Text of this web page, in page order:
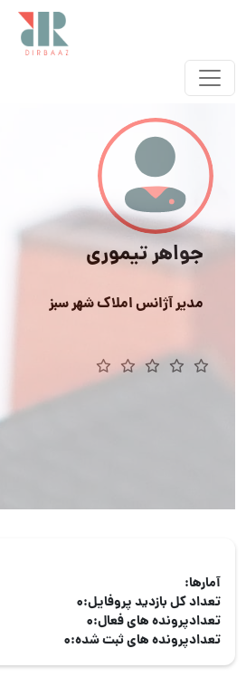
جواهر تیموری
مدیر آژانس املاک شهر سبز
آمارها:
تعداد کل بازدید پروفایل:0
تعدادپرونده های فعال:0
تعدادپرونده های ثبت شده:0